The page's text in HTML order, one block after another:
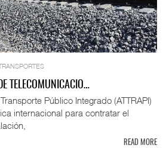
TELECOMUNICACIO…
Público Integrado (ATTRAPI)
internacional para contratar el
READ MORE